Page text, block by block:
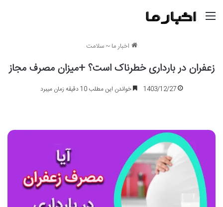
اخبار ما ~ سلامت
زعفران در بارداری خطرناک است؟ +میزان مصرف مجاز
1403/12/27 خواندن این مطلب 10 دقیقه زمان میبرد